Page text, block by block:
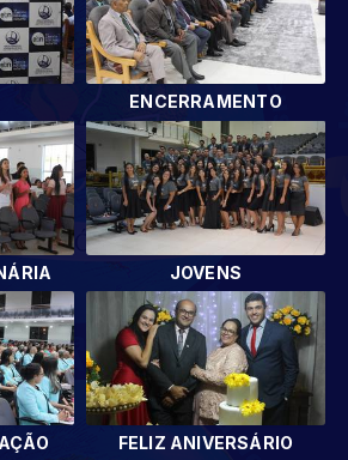
ENCERRAMENTO
JOVENS
FELIZ ANIVERSÁRIO